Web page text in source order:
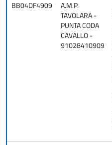
BB04DF4909
A.M.P.
TAVOLARA -
PUNTA CODA
CAVALLO -
91028410909